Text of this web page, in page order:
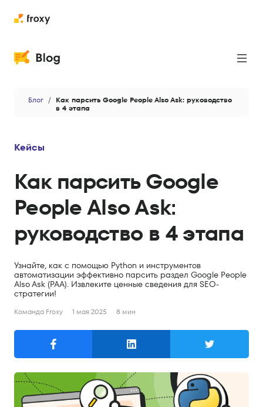
Приватность и безопасность
Антидетект
Поиск
Русский
Русский
Резидентные прокси
Блог
Как парсить Google People Also Ask: руководство
в 4 этапа
Кейсы
Как парсить Google
People Also Ask:
руководство в 4 этапа
Узнайте, как с помощью Python и инструментов
автоматизации эффективно парсить раздел Google People
Also Ask (PAA). Извлеките ценные сведения для SEO-
стратегии!
Команда Froxy 1 мая 2025 8 мин